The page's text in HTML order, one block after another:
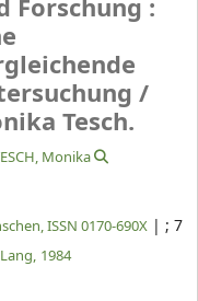
Forschung :
/
Tesch.
Monika
ISSN 0170-690X | ; 7
Lang, 1984